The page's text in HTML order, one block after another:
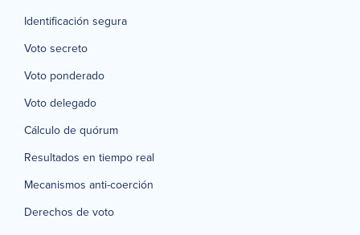
Identificación segura
Voto secreto
Voto ponderado
Voto delegado
Cálculo de quórum
Resultados en tiempo real
Mecanismos anti-coerción
Derechos de voto